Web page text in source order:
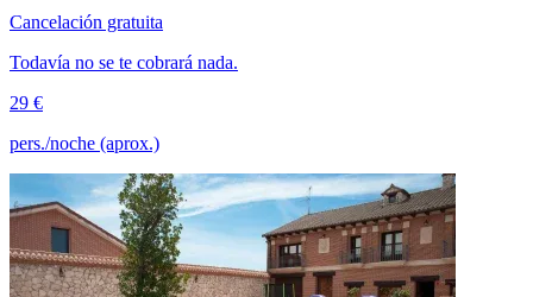
Cancelación gratuita
Todavía no se te cobrará nada.
29 €
pers./noche (aprox.)